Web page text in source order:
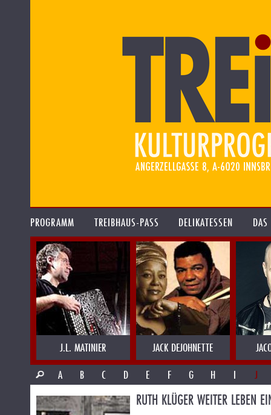
PROGRAMM TREIBHAUS-PASS DELIKATESSEN
J.L. MATINIER JACK DEJOHNETTE
A
B C D E F G H I J
RUTH KLÜGER WEITER LEBEN